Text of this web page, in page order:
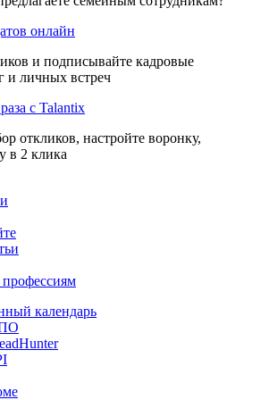
онлайн
и подписывайте кадровые
и личных встреч
с Talantix
откликов, настройте воронку,
в 2 клика
календарь
ПО